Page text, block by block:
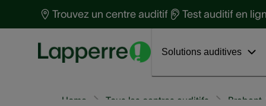
Trouvez un centre auditif Test auditif en
Solutions auditives
Découvrez Phonak Virto™ R Infinio
Protection auditive
Santé auditive
Interviews
Tous les centres auditifs
Home